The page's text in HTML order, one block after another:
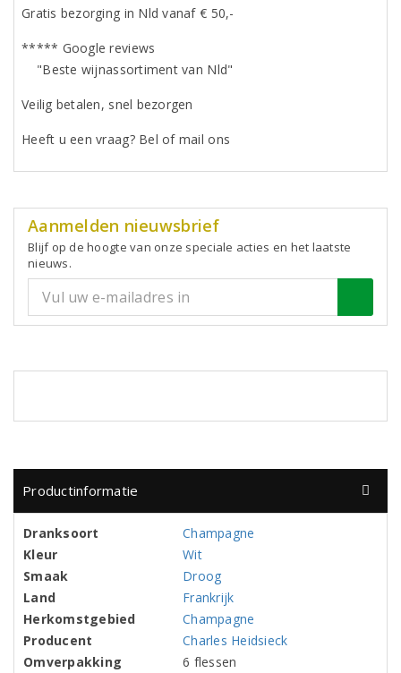
Gratis bezorging in Nld vanaf € 50,-
***** Google reviews
"Beste wijnassortiment van Nld"
Veilig betalen, snel bezorgen
Heeft u een vraag? Bel of mail ons
Aanmelden nieuwsbrief
Blijf op de hoogte van onze speciale acties en het laatste
nieuws.
Productinformatie
Dranksoort
Champagne
Kleur
Wit
Smaak
Droog
Land
Frankrijk
Herkomstgebied
Champagne
Producent
Charles Heidsieck
Omverpakking
6 flessen